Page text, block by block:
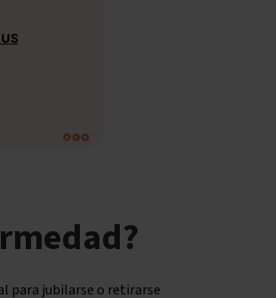
para jubilarse o retirarse